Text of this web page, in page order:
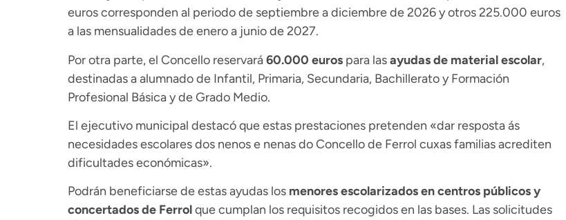
euros corresponden al periodo de septiembre a diciembre de 2026 y otros 225.000 euros
a las mensualidades de enero a junio de 2027.
Por otra parte, el Concello reservará60.000 eurospara lasayudas de material escolar,
destinadas a alumnado de Infantil, Primaria, Secundaria, Bachillerato y Formación
Profesional Básica y de Grado Medio.
El ejecutivo municipal destacó que estas prestaciones pretenden «dar resposta ás
necesidades escolares dos nenos e nenas do Concello de Ferrol cuxas familias acrediten
dificultades económicas».
Podrán beneficiarse de estas ayudas los menores escolarizados en centros públicos y
concertados de Ferrolque cumplan los requisitos recogidos en las bases. Las solicitudes